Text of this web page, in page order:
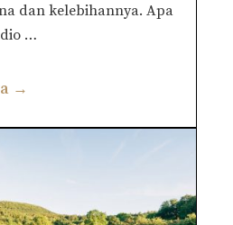
dan kelebihannya. Apa
…
→